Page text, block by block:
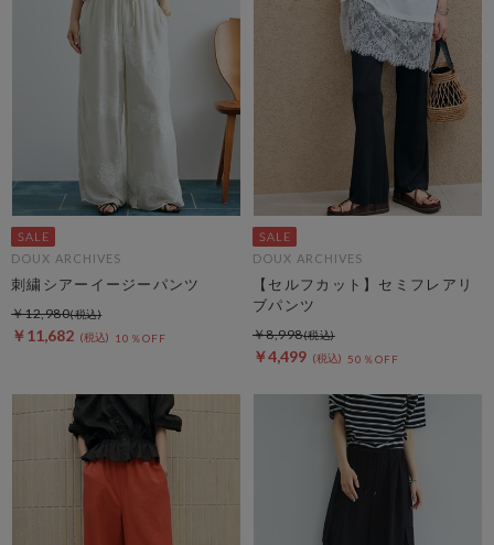
DOUX ARCHIVES
刺繍シアーイージーパンツ
￥11,682 10％OFF
￥12,980
DOUX ARCHIVES
【セルフカット】セミフレアリ
ブパンツ
￥4,499 50％OFF
￥8,998